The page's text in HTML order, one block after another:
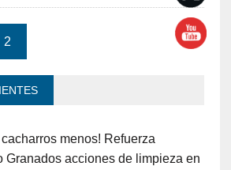
2
menos! Refuerza
Granados acciones de limpieza en